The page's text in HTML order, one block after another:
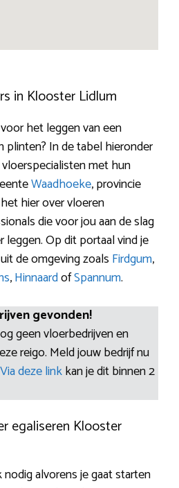
in Klooster Lidlum
het leggen van een
plinten? In de tabel hieronder
met hun
Waadhoeke, provincie
hier over vloeren
die voor jou aan de slag
leggen. Op dit portaal vind je
de omgeving zoalsFirdgum,
,HinnaardofSpannum.
gevonden!
geen vloerbedrijven en
reigo. Meld jouw bedrijf nu
Via deze linkkan je dit binnen 2
egaliseren Klooster
alvorens je gaat starten